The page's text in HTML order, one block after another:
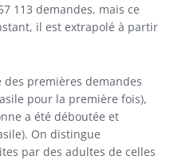
113 demandes, mais ce
il est extrapolé à partir
des premières demandes
pour la première fois),
a été déboutée et
On distingue
par des adultes de celles